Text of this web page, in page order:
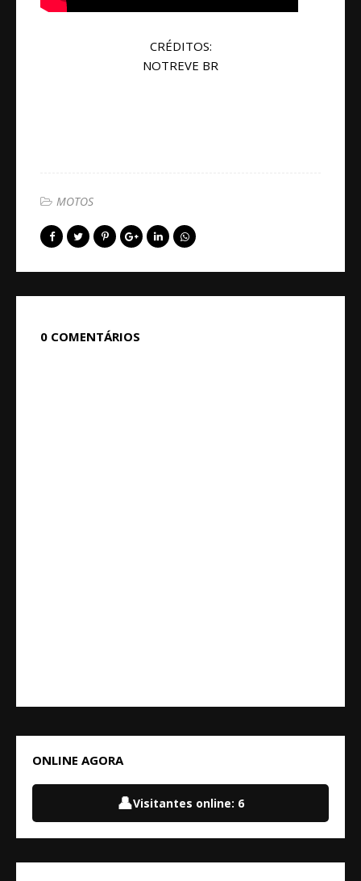
CRÉDITOS:
NOTREVE BR
MOTOS
0 COMENTÁRIOS
ONLINE AGORA
👤Visitantes online: 6